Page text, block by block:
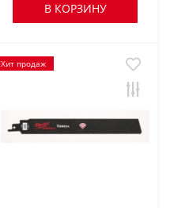
В КОРЗИНУ
Хит продаж